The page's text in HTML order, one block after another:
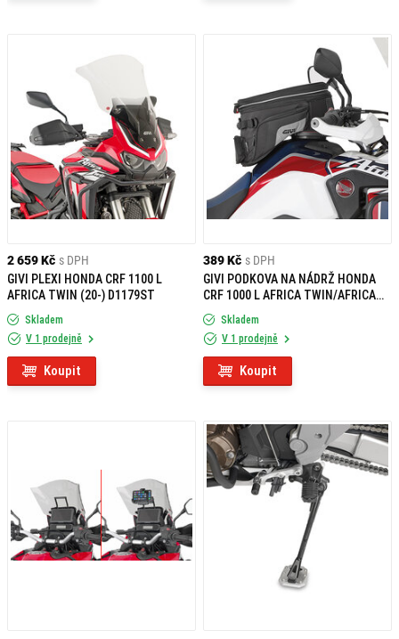
2 659 Kč s DPH
GIVI PLEXI HONDA CRF 1100 L
AFRICA TWIN (20-) D1179ST
Skladem
V 1 prodejně
Koupit
389 Kč s DPH
GIVI PODKOVA NA NÁDRŽ HONDA
CRF 1000 L AFRICA TWIN/AFRICA
TWIN ADVENTURE SPORTS (18)
BF25Skladem
V 1 prodejně
Koupit